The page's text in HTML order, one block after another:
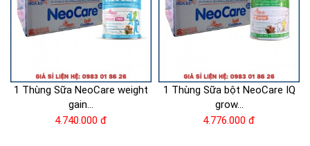
1 Thùng Sữa NeoCare weight
gain...
4.740.000 đ
1 Thùng Sữa bột NeoCare IQ
grow...
4.776.000 đ